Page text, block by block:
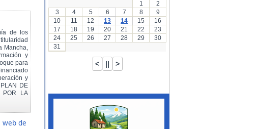
de los
Mancha,
y
para
y
DE
POR LA
web de
1
2
3
4 5 6 7 8
9
10
11 12 13 14 15
16
17
18 19 20 21 22
23
24
25 26 27 28 29
30
31